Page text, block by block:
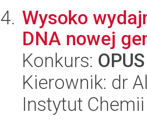
Wysoko
DNA nowej
Konkurs:
Kierownik: dr
Instytut